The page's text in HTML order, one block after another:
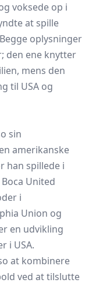
voksede op i
at spille
oplysninger
den ene knytter
mens den
til USA og
sin
amerikanske
han spillede i
United
i
Union og
en udvikling
i USA.
at kombinere
ved at tilslutte